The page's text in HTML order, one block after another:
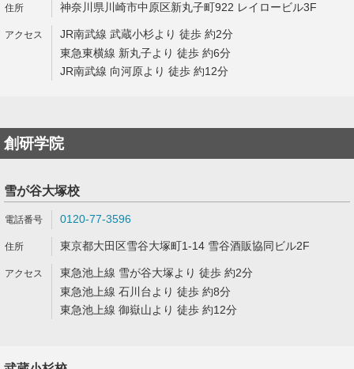
神奈川県川崎市中原区新丸子町922 レイロービル3F
JR南武線 武蔵小杉より 徒歩 約2分
東急東横線 新丸子より 徒歩 約6分
JR南武線 向河原より 徒歩 約12分
創研学院
雪が谷大塚校
0120-77-3596
東京都大田区雪谷大塚町1-14 雪谷酒販協同ビル2F
東急池上線 雪が谷大塚より 徒歩 約2分
東急池上線 石川台より 徒歩 約8分
東急池上線 御嶽山より 徒歩 約12分